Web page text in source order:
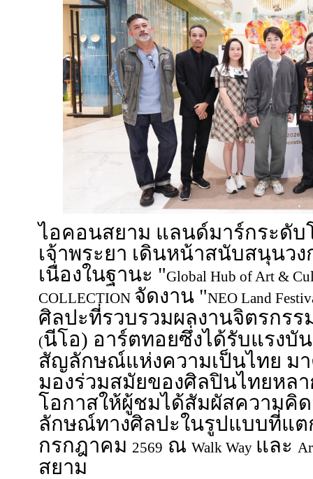
ไอคอนสยาม แลนด์มาร์กระดับ
เจ้าพระยา เดินหน้าสนับสนุนว
เนื่องในฐานะ "Global Hub of Art &
COLLECTION จัดงาน "NEO Land
ศิลปะที่รวบรวมผลงานจิตรกร
(นีโอ) อาร์ตทอยซึ่งได้รับแรงบั
สัญลักษณ์แห่งความเป็นไทย ม
มองร่วมสมัยของศิลปินไทยหล
โอกาสให้ผู้ชมได้สัมผัสความคิ
ลักษณ์ทางศิลปะในรูปแบบที่แ
กรกฎาคม 2569 ณ Walk Way และ
สยาม